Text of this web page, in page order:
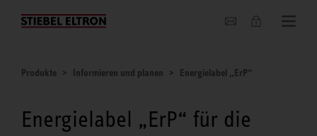
Unternehmen
Produkte Informieren und planen Energielabel „ErP“
Energielabel „ErP“ für die